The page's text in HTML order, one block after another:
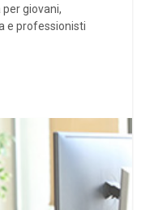
giovani,
e professionisti